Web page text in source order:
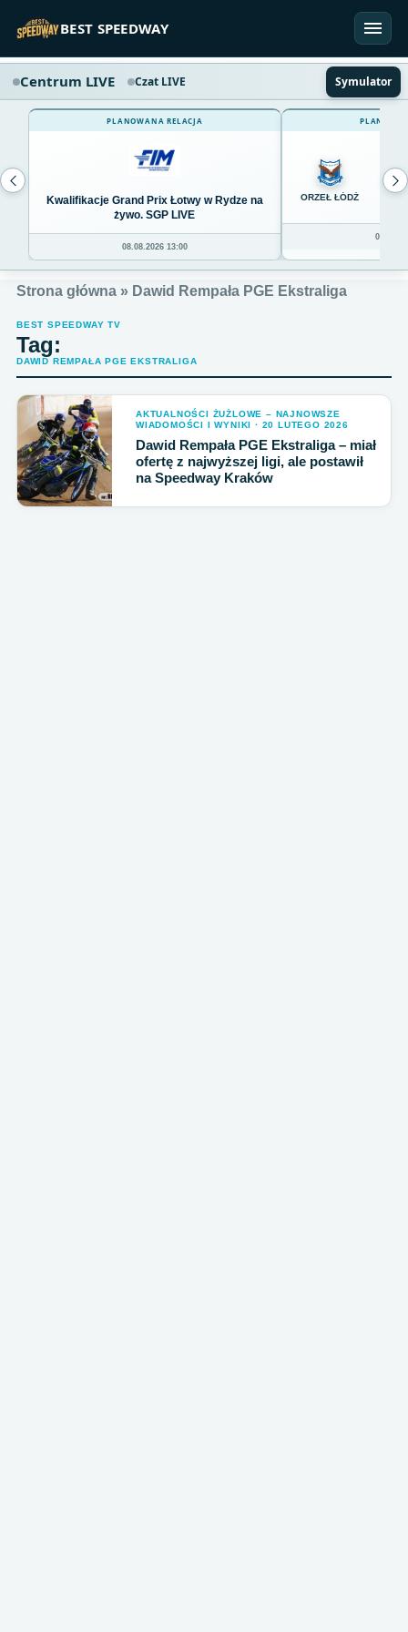
BEST SPEEDWAY
Centrum LIVE Czat LIVE Symulator
PLANOWANA RELACJA
Kwalifikacje Grand Prix Łotwy w Rydze na
żywo. SGP LIVE
08.08.2026 13:00
ORZEŁ ŁÓDŹ
0
Strona główna » Dawid Rempała PGE Ekstraliga
BEST SPEEDWAY TV
Tag:
DAWID REMPAŁA PGE EKSTRALIGA
AKTUALNOŚCI ŻUŻLOWE – NAJNOWSZE
WIADOMOŚCI I WYNIKI · 20 LUTEGO 2026
Dawid Rempała PGE Ekstraliga – miał
ofertę z najwyższej ligi, ale postawił
na Speedway Kraków